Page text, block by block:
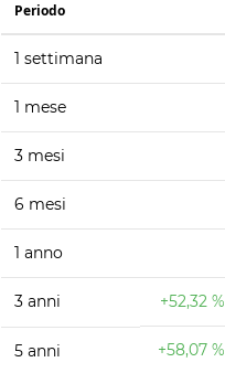
Periodo
1 settimana
1 mese
3 mesi
6 mesi
1 anno
3 anni +52,32 %
5 anni +58,07 %